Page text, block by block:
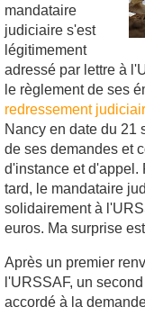
mandataire
judiciaire s'est
légitimement
adressé par lettre à
le règlement de ses
redressement
Nancy en date du 21
de ses demandes et
d'instance et d'appel.
tard, le mandataire
solidairement à
euros. Ma surprise
Après un premier
l'URSSAF, un
accordé à la